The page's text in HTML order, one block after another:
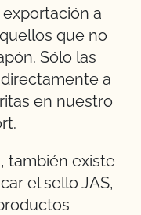
a
que no
Sólo las
a
en nuestro
también existe
el sello JAS,